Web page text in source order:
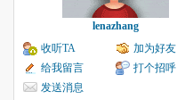
lenazhang
收听TA
加为好友
给我留言
打个招呼
发送消息